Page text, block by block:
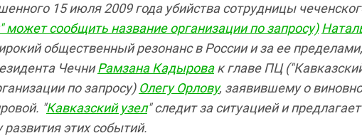
15 июля 2009 года убийства сотрудницы
может сообщить название организации по запросу)
общественный резонанс в России и за ее
ЧечниРамзана Кадыровак главе ПЦ
по запросу) Олегу Орлову, заявившему о
"Кавказский узел" следит за ситуацией и предлагает
этих событий.